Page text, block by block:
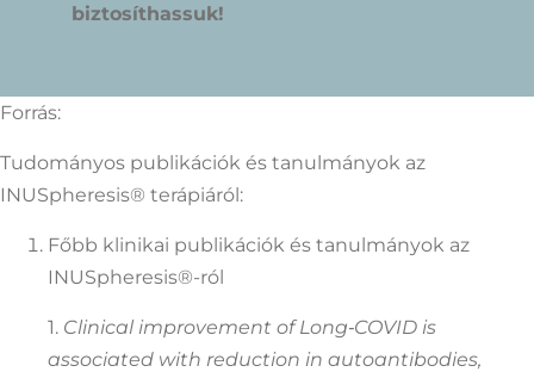
biztosíthassuk!
Forrás:
Tudományos publikációk és tanulmányok az
INUSpheresis® terápiáról:
Főbb klinikai publikációk és tanulmányok az
INUSpheresis®-ról
1. Clinical improvement of Long‑COVID is
associated with reduction in autoantibodies,